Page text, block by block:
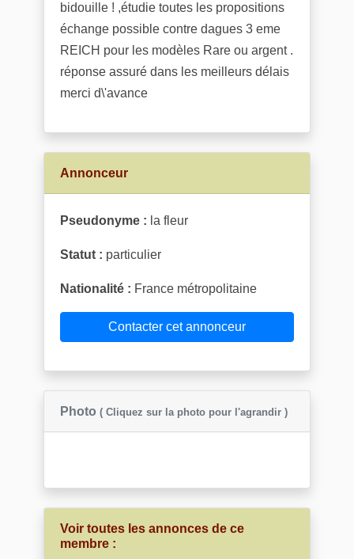
bidouille ! ,étudie toutes les propositions
échange possible contre dagues 3 eme
REICH pour les modèles Rare ou argent .
réponse assuré dans les meilleurs délais
merci d\'avance
Annonceur
Pseudonyme : la fleur
Statut : particulier
Nationalité : France métropolitaine
Contacter cet annonceur
Photo ( Cliquez sur la photo pour l'agrandir )
Voir toutes les annonces de ce
membre :